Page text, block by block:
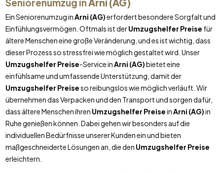
Seniorenumzug inArni (AG)
Ein Seniorenumzug inArni (AG)erfordert besondere Sorgfalt und
Einfühlungsvermögen. Oftmals ist derUmzugshelfer Preise für
ältere Menschen eine große Veränderung, und es ist wichtig, dass
dieser Prozess so stressfrei wie möglich gestaltet wird. Unser
Umzugshelfer Preise-Service inArni (AG)bietet eine
einfühlsame und umfassende Unterstützung, damit der
Umzugshelfer Preiseso reibungslos wie möglich verläuft. Wir
übernehmen das Verpacken und den Transport und sorgen dafür,
dass ältere Menschen ihren Umzugshelfer PreiseinArni (AG)in
Ruhe genießen können. Dabei gehen wir besonders auf die
individuellen Bedürfnisse unserer Kunden ein und bieten
maßgeschneiderte Lösungen an, die den Umzugshelfer Preise
erleichtern.